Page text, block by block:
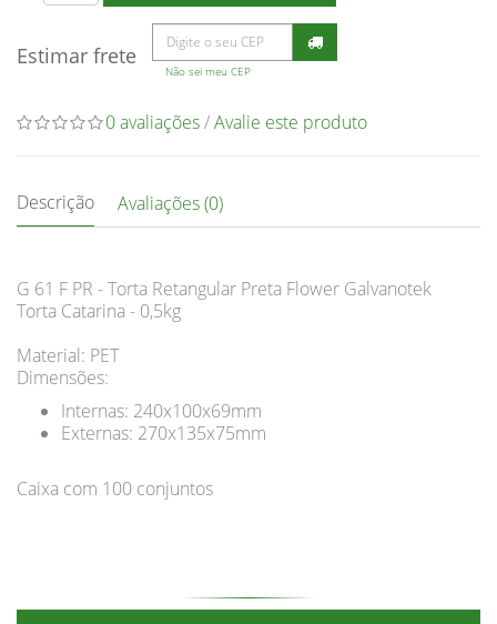
Estimar frete
Não sei meu CEP
0 avaliações/Avalie este produto
Descrição Avaliações (0)
G 61 F PR - Torta Retangular Preta Flower Galvanotek
Torta Catarina - 0,5kg
Material: PET
Dimensões:
Internas: 240x100x69mm
Externas: 270x135x75mm
Caixa com 100 conjuntos